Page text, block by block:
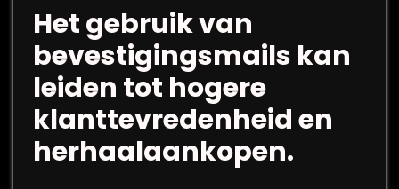
Het gebruik van
bevestigingsmails kan
leiden tot hogere
klanttevredenheid en
herhaalaankopen.